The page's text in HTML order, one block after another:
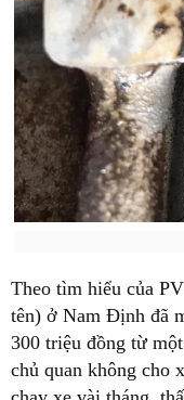
Theo tìm hiểu của
tên) ở Nam Định đã
300 triệu đồng từ
chủ quan không cho